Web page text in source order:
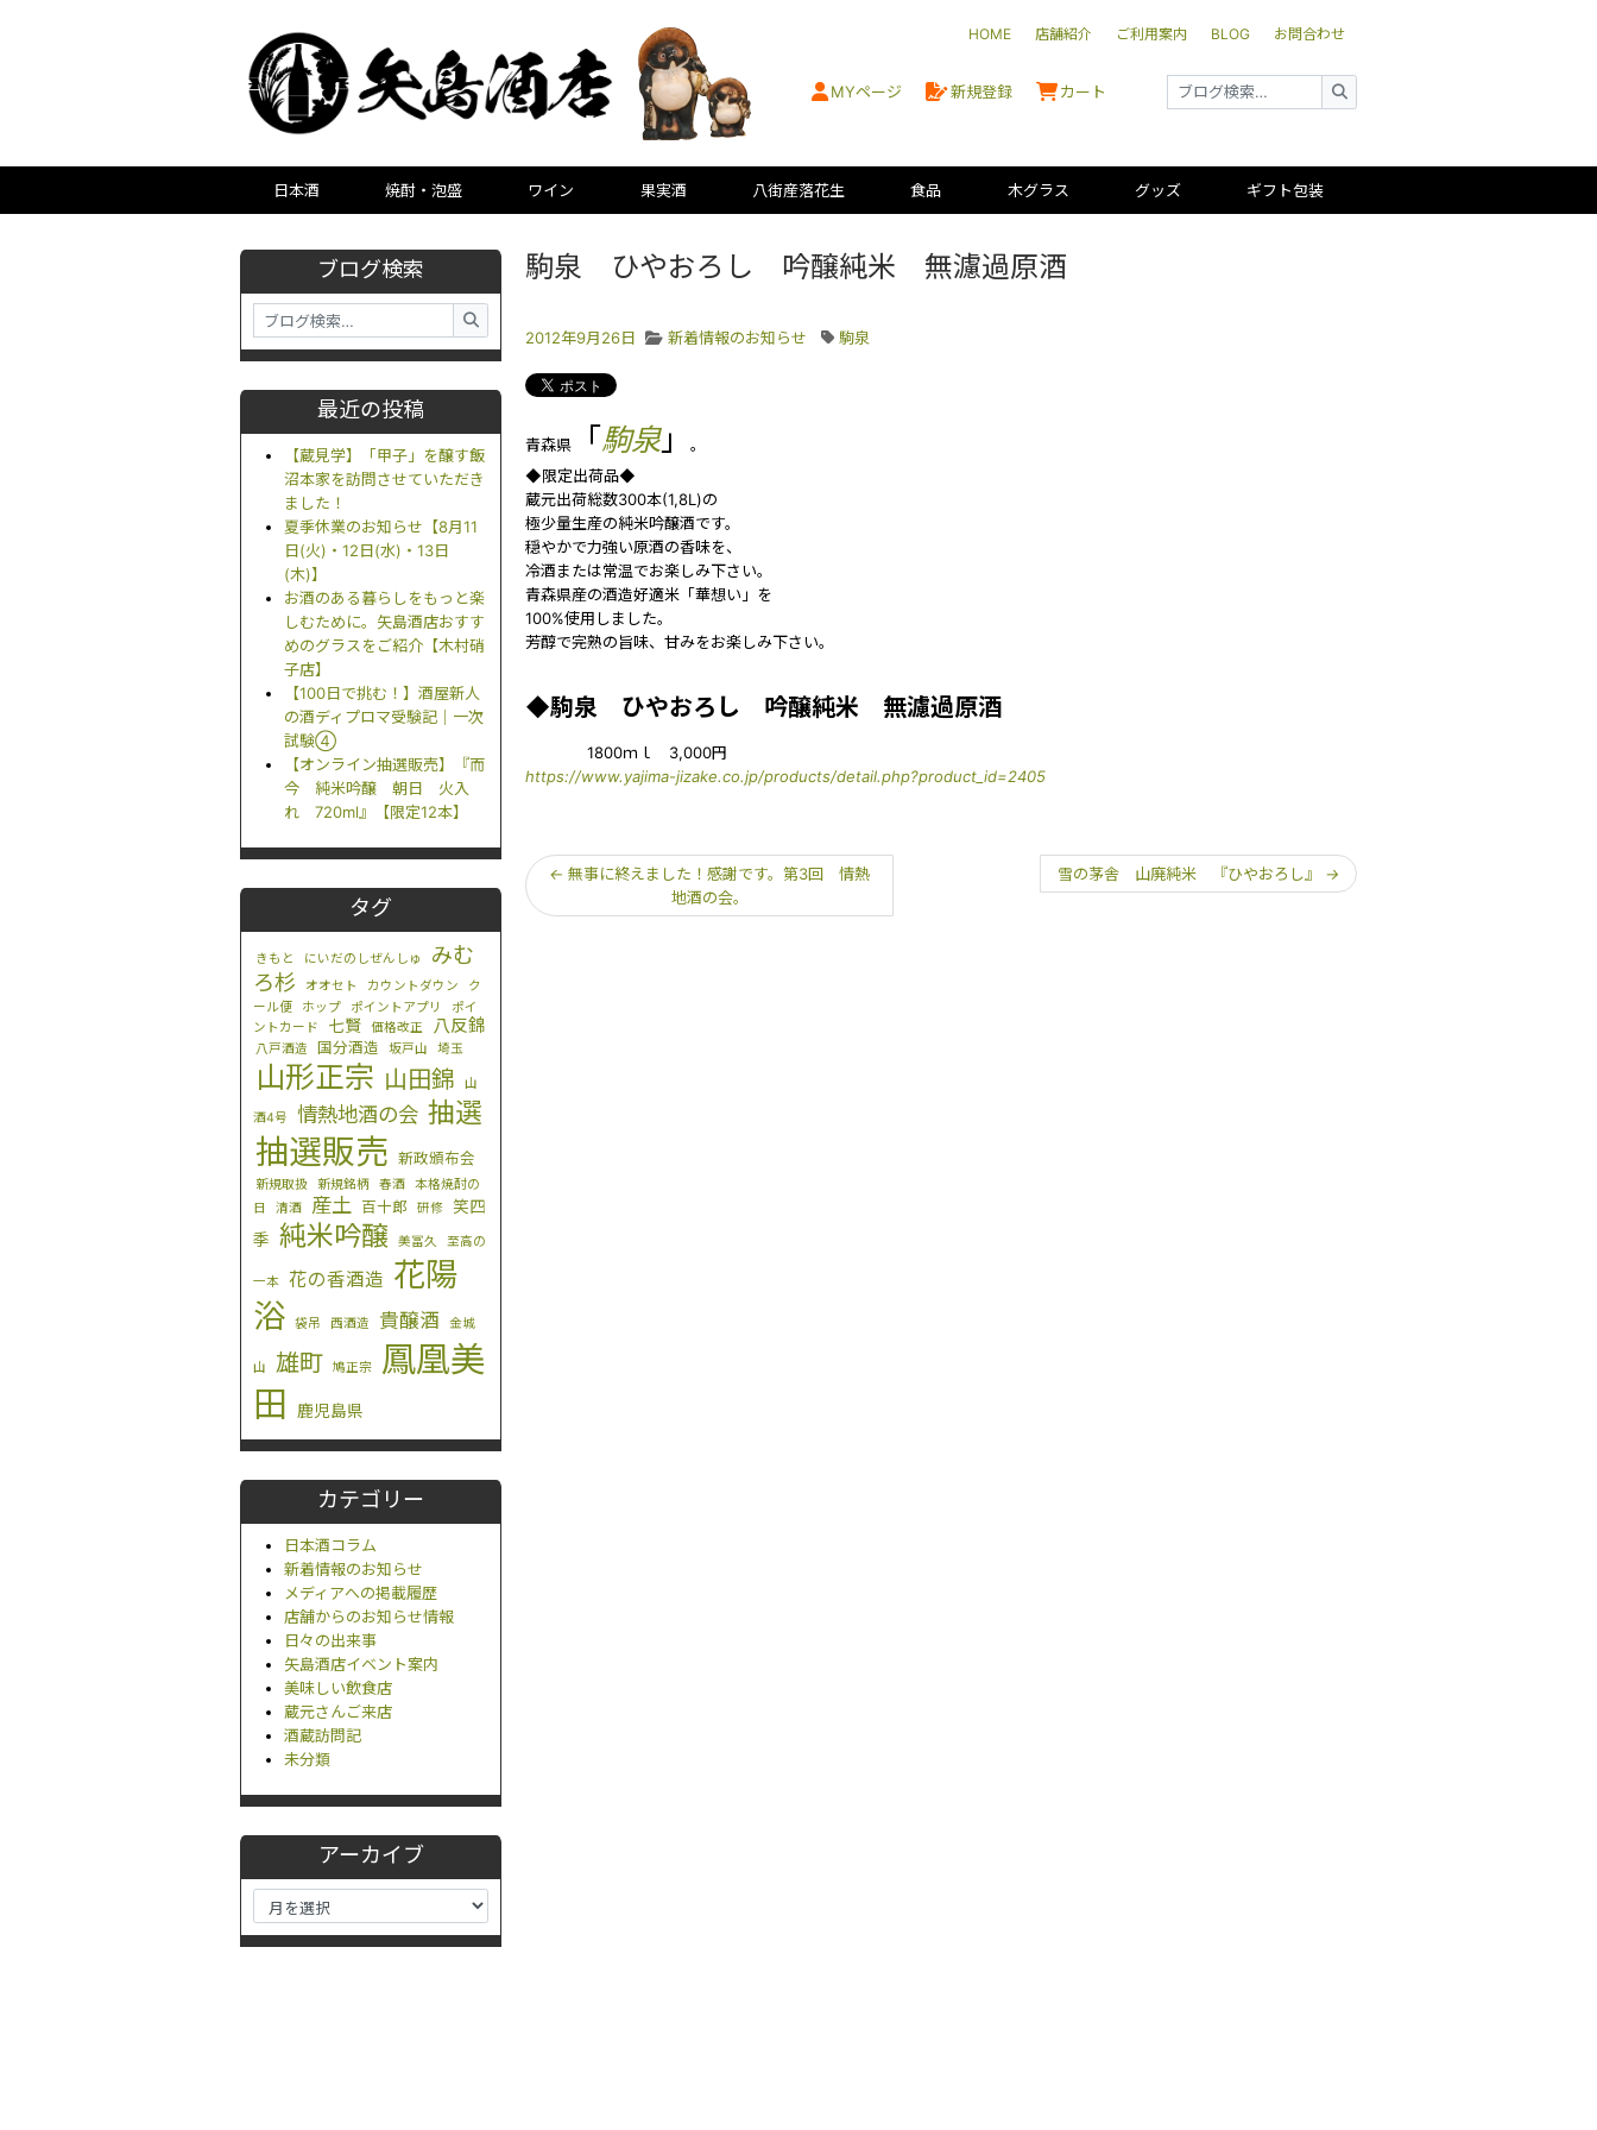
HOME 店舗紹介 ご利用案内 BLOG お問合わせ
MYページ 新規登録 カート
日本酒 焼酎・泡盛 ワイン 果実酒 八街産落花生 食品 木グラス グッズ ギフト包装
ブログ検索
最近の投稿
【蔵見学】「甲子」を醸す飯
沼本家を訪問させていただき
ました！
夏季休業のお知らせ【8月11
日(火)・12日(水)・13日
(木)】
お酒のある暮らしをもっと楽
しむために。矢島酒店おすす
めのグラスをご紹介【木村硝
子店】
【100日で挑む！】酒屋新人
の酒ディプロマ受験記｜一次
試験④
【オンライン抽選販売】『而
今 純米吟醸 朝日 火入
れ 720ml』【限定12本】
タグ
きもと にいだのしぜんしゅ
みむ
ろ杉
オオセト カウントダウン
ク
ール便
ホップ ポイントアプリ
ポイ
ントカード
七賢 価格改正 八反錦
八戸酒造 国分酒造 坂戸山 埼玉
山形正宗 山田錦 山
酒4号 情熱地酒の会 抽選
抽選販売 新政頒布会
新規取扱 新規銘柄 春酒
本格焼酎の
日
清酒 産土 百十郎 研修
笑四
季 純米吟醸 美冨久 至高の
一本 花の香酒造 花陽
浴
袋吊 西酒造 貴醸酒 金城
山 雄町 鳩正宗
鳳凰美
田
鹿児島県
カテゴリー
日本酒コラム
新着情報のお知らせ
メディアへの掲載履歴
店舗からのお知らせ情報
日々の出来事
矢島酒店イベント案内
美味しい飲食店
蔵元さんご来店
酒蔵訪問記
未分類
アーカイブ
駒泉 ひやおろし 吟醸純米 無濾過原酒
2012年9月26日 新着情報のお知らせ 駒泉
青森県 「駒泉」
。
◆限定出荷品◆
蔵元出荷総数300本(1,8L)の
極少量生産の純米吟醸酒です。
穏やかで力強い原酒の香味を、
冷酒または常温でお楽しみ下さい。
青森県産の酒造好適米「華想い」を
100%使用しました。
芳醇で完熟の旨味、甘みをお楽しみ下さい。
◆駒泉 ひやおろし 吟醸純米 無濾過原酒
1800ｍｌ 3,000円
https://www.yajima-jizake.co.jp/products/detail.php?product_id=2405
← 無事に終えました！感謝です。第3回 情熱
地酒の会。
雪の茅舎 山廃純米 『ひやおろし』 →